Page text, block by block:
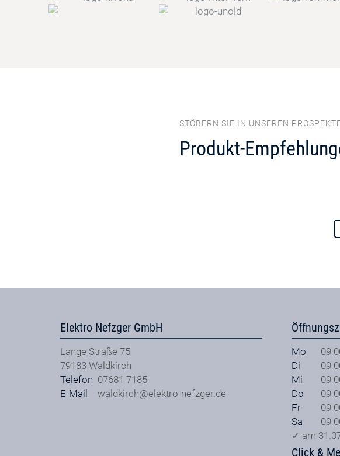
STÖBERN SIE IN UNSEREN
Produkt-
Elektro Nefzger GmbH
Lange Straße 75
79183 Waldkirch
Telefon 07681 7185
E-Mail
waldkirch@elektro-nefzger.de
Mo
Di
Mi
Do
Fr
Sa
✓ am
Click &